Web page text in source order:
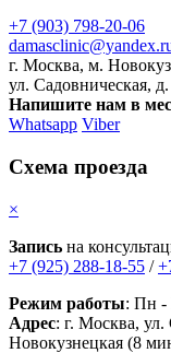
+7 (903) 798-20-06
г. Москва, м.
ул. Садовническая,
Напишите нам в
Whatsapp Viber
Схема проезда
×
Запись на
+7 (925) 288-18-55 /
Режим работы: Пн -
Адрес: г. Москва, ул.
Новокузнецкая (8